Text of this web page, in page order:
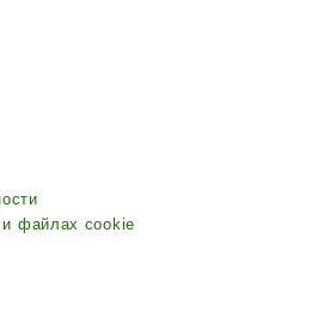
и файлах cookie